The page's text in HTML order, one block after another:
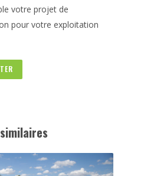
votre projet de
pour votre exploitation